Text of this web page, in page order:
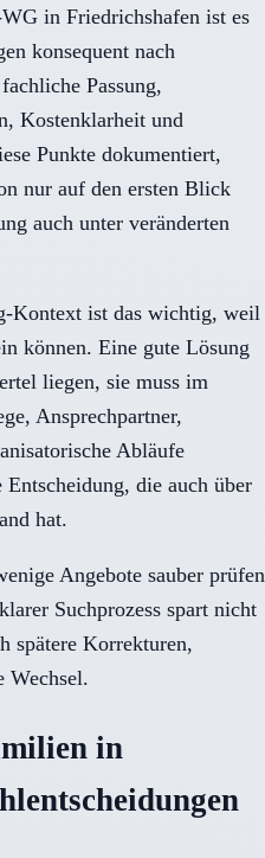
in Friedrichshafen ist es
konsequent nach
Passung,
Kostenklarheit und
Punkte dokumentiert,
nur auf den ersten Blick
auch unter veränderten
Kontext ist das wichtig, weil
können. Eine gute Lösung
liegen, sie muss im
Ansprechpartner,
Abläufe
Entscheidung, die auch über
hat.
Angebote sauber prüfen
Suchprozess spart nicht
spätere Korrekturen,
Wechsel.
in